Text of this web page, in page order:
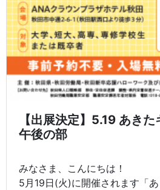
【出展決定】5.19 あき
午後の部
みなさま、こんにちは！
5月19日(火)に開催されます「